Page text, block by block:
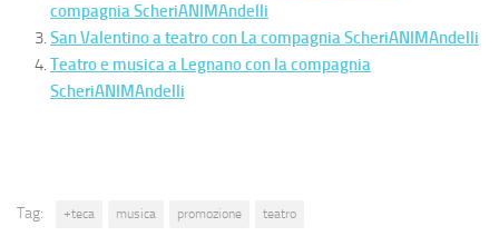
compagnia ScheriANIMAndelli
San Valentino a teatro con La compagnia ScheriANIMAndelli
Teatro e musica a Legnano con la compagnia
ScheriANIMAndelli
Tag: +teca musica promozione teatro